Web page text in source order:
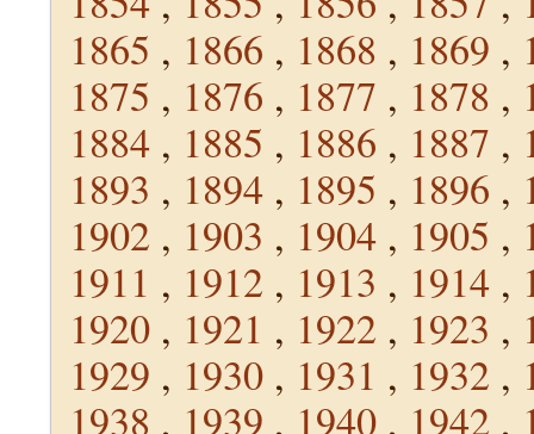
1865 , 1866 , 1868 , 1869 ,
1875 , 1876 , 1877 , 1878 ,
1884 , 1885 , 1886 , 1887 ,
1893 , 1894 , 1895 , 1896 ,
1902 , 1903 , 1904 , 1905 ,
1911 , 1912 , 1913 , 1914 ,
1920 , 1921 , 1922 , 1923 ,
1929 , 1930 , 1931 , 1932 ,
1938 , 1939 , 1940 , 1942 ,